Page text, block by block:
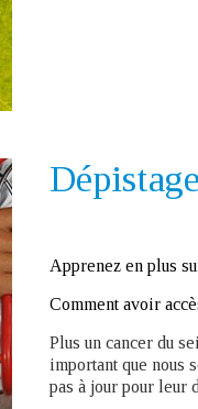
Apprenez en plus
Comment avoir
Plus un cancer du
important que nous
pas à jour pour leur